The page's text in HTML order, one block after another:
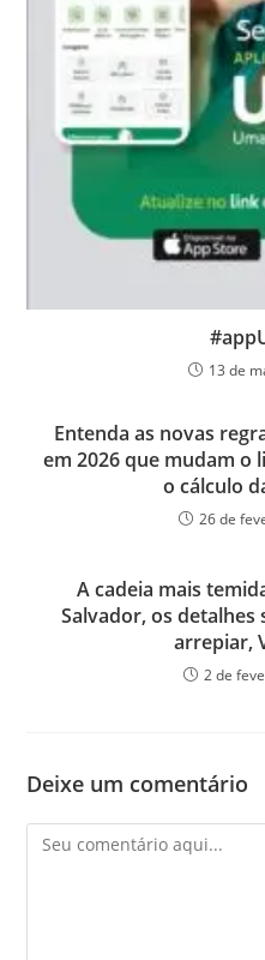
13 de
Entenda as novas
em 2026 que mudam o
o cálculo
26 de
A cadeia mais
Salvador, os detalhes
arrepiar,
2 de
Deixe um comentário
Comentário